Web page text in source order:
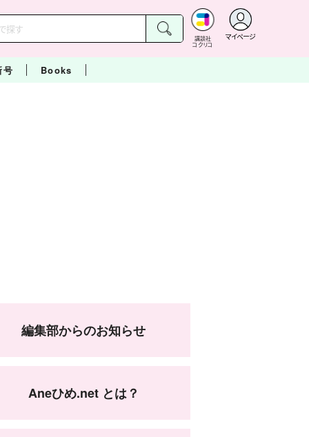
講談社
コクリコ
マイページ
号 Books
編集部からのお知らせ
Aneひめ.net とは？